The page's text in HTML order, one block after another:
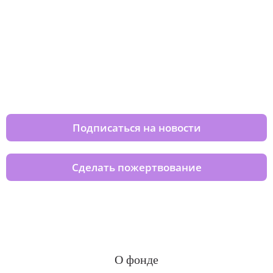
Подписаться на новости
Сделать пожертвование
О фонде